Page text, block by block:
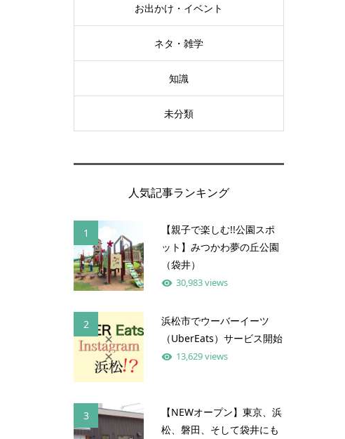
お出かけ・イベント
ネタ・雑学
知識
未分類
人気記事ランキング
1
【親子で楽しむ!!公園スポ
ット】みつかわ夢の丘公園
（袋井）
30,983 views
2
浜松市でウーバーイーツ
（UberEats）サービス開始
13,629 views
3
【NEWオープン】東京、浜
松、磐田、そして袋井にも